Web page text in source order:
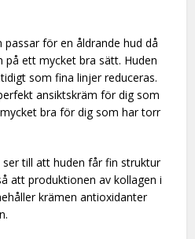
för en åldrande hud då
ett mycket bra sätt. Huden
som fina linjer reduceras.
ansiktskräm för dig som
bra för dig som har torr
till att huden får fin struktur
att produktionen av kollagen i
krämen antioxidanter